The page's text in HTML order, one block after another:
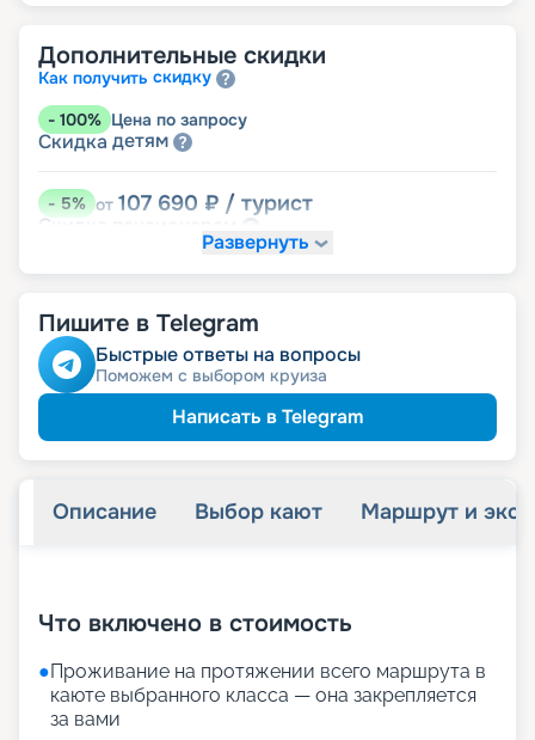
Дополнительные скидки
Как получить скидку
- 100% Цена по запросу
Скидка детям
-5% от 107 690 ₽ / турист
Скидка
Развернуть
Пишите в Telegram
Быстрые ответы на вопросы
Поможем с выбором круиза
Написать в Telegram
Описание Выбор кают Маршрут и
Что включено в стоимость
●Проживание на протяжении всего маршрута в
каюте выбранного класса — она закрепляется
за вами